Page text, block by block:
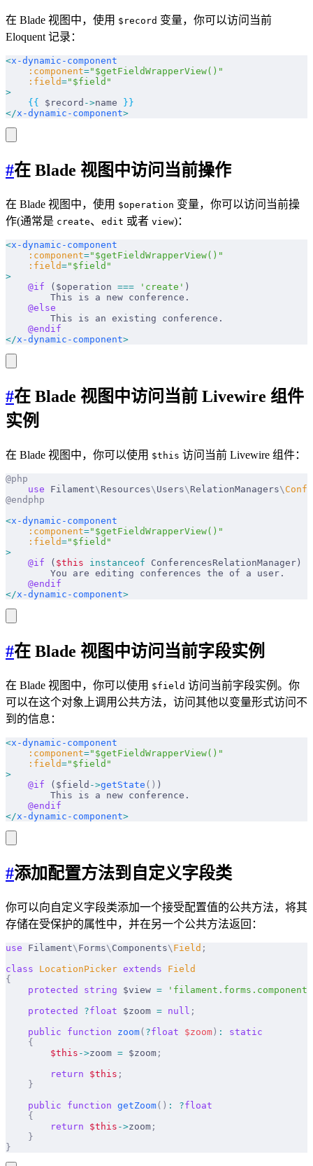
在 Blade 视图中，使用 $record 变量，你可以访问当前
Eloquent 记录：
<x-dynamic-component
    :component
="$getFieldWrapperView()"
    :field
="$field"
>
    {{
$record ->name
}}
</x-dynamic-component>
#在 Blade 视图中访问当前操作
在 Blade 视图中，使用 $operation 变量，你可以访问当前操
作(通常是 create、 edit 或者 view)：
<x-dynamic-component
    :component
="$getFieldWrapperView()"
    :field
="$field"
>
    @if
($operation === 'create' )
        This is a new conference.
    @else
        This is an existing conference.
    @endif
</x-dynamic-component>
#在 Blade 视图中访问当前 Livewire 组件
实例
在 Blade 视图中，你可以使用 $this 访问当前 Livewire 组件：
@php
    use
Filament\ Resources\ Users\ RelationManagers\
@endphp
<x-dynamic-component
    :component
="$getFieldWrapperView()"
    :field
="$field"
>
    @if
( $this instanceof ConferencesRelationManager)
        You are editing conferences the of a user.
    @endif
</x-dynamic-component>
#在 Blade 视图中访问当前字段实例
在 Blade 视图中，你可以使用 $field 访问当前字段实例。你
可以在这个对象上调用公共方法，访问其他以变量形式访问不
到的信息：
<x-dynamic-component
    :component
="$getFieldWrapperView()"
    :field
="$field"
>
    @if
($field ->getState () )
        This is a new conference.
    @endif
</x-dynamic-component>
#添加配置方法到自定义字段类
你可以向自定义字段类添加一个接受配置值的公共方法，将其
存储在受保护的属性中，并在另一个公共方法返回：
use Filament\ Forms\ Components\ Field ;
class LocationPicker extends Field
{
    protected
string $view =
    protected
?float $zoom = null ;
    public
function zoom( ?float $zoom) :
static
    {
        $this
->zoom = $zoom ;
        return
$this ;
    }
    public
function getZoom() : ?float
    {
        return
$this ->zoom ;
    }
}